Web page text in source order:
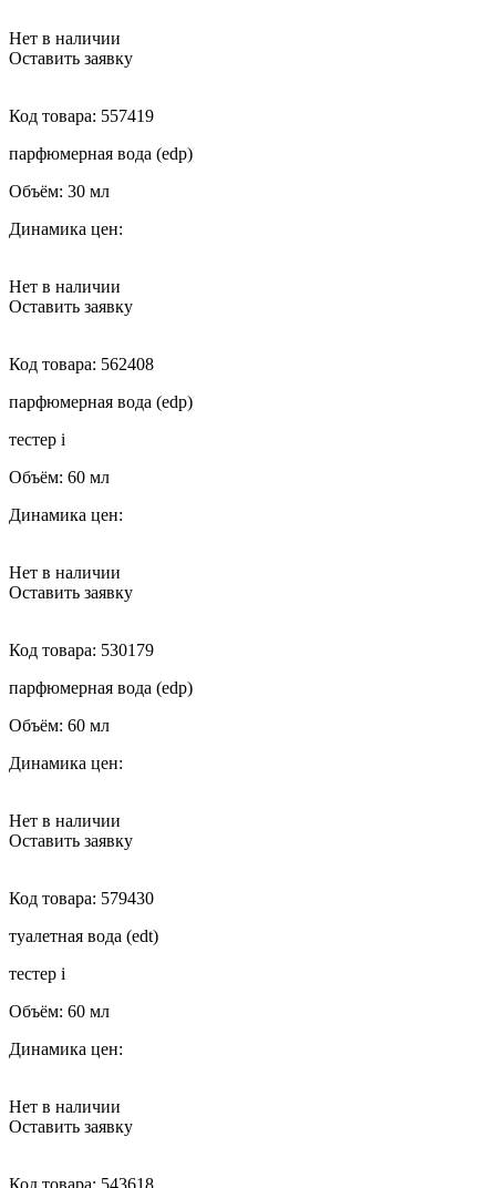
Нет в наличии
Оставить заявку
Код товара: 557419
парфюмерная вода (edp)
Объём: 30 мл
Динамика цен:
Нет в наличии
Оставить заявку
Код товара: 562408
парфюмерная вода (edp)
тестер i
Объём: 60 мл
Динамика цен:
Нет в наличии
Оставить заявку
Код товара: 530179
парфюмерная вода (edp)
Объём: 60 мл
Динамика цен:
Нет в наличии
Оставить заявку
Код товара: 579430
туалетная вода (edt)
тестер i
Объём: 60 мл
Динамика цен:
Нет в наличии
Оставить заявку
Код товара: 543618